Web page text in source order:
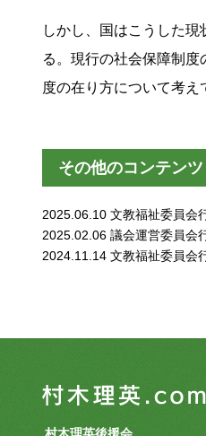
しかし、国はこうした
る。現行の社会保障制
度の在り方について考え
その他のコンテンツ
2025.06.10 文教福祉委員会
2025.02.06 議会運営委員会
2024.11.14 文教福祉委員会
村木理英後援会